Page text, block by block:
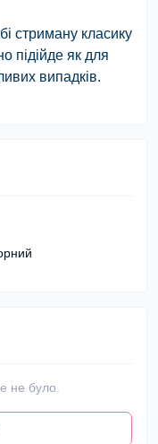
стриману класику
підійде як для
випадків.
не було.